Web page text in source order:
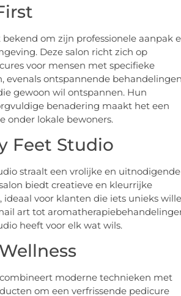
bekend om zijn professionele aanpak
Deze salon richt zich op
voor mensen met specifieke
evenals ontspannende
gewoon wil ontspannen. Hun
benadering maakt het een
onder lokale bewoners.
Feet Studio
straalt een vrolijke en uitnodigende
biedt creatieve en kleurrijke
ideaal voor klanten die iets unieks
art tot
heeft voor elk wat wils.
moderne technieken met
om een verfrissende pedicure